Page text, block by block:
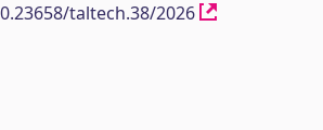
taltech.38/2026